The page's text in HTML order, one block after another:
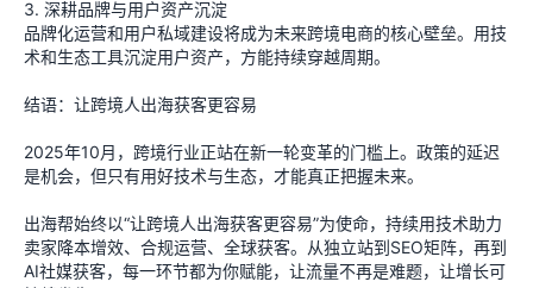
3. 深耕品牌与用户资产沉淀
品牌化运营和用户私域建设将成为未来跨境电商的核心壁垒。用技
术和生态工具沉淀用户资产，方能持续穿越周期。
结语：让跨境人出海获客更容易
2025年10月，跨境行业正站在新一轮变革的门槛上。政策的延迟
是机会，但只有用好技术与生态，才能真正把握未来。
出海帮始终以“让跨境人出海获客更容易”为使命，持续用技术助力
卖家降本增效、合规运营、全球获客。从独立站到SEO矩阵，再到
AI社媒获客，每一环节都为你赋能，让流量不再是难题，让增长可